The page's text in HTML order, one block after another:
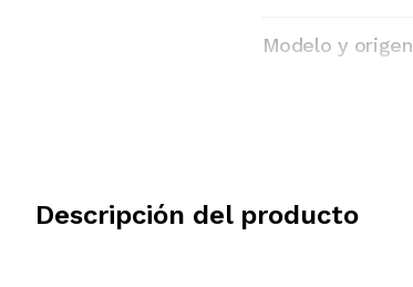
Modelo y origen
Descripción del producto